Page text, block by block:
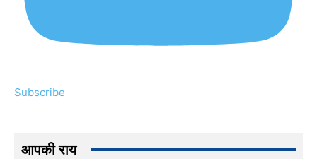
Subscribe
आपकी राय